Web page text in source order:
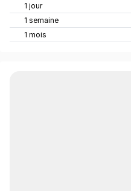
1 jour
1 semaine
1 mois